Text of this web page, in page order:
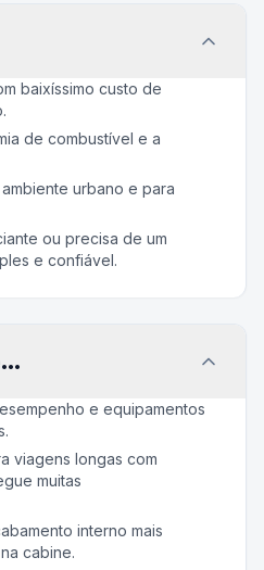
baixíssimo custo de
de combustível e a
urbano e para
ou precisa de um
e confiável.
e equipamentos
viagens longas com
muitas
interno mais
cabine.